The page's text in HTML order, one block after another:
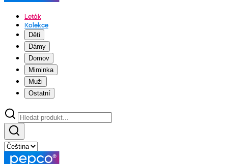
Leták
Kolekce
Děti
Dámy
Domov
Miminka
Muži
Ostatní